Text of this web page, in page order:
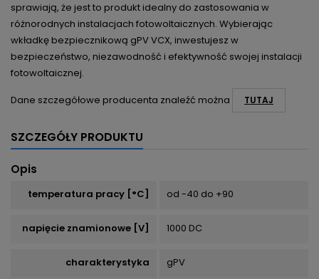
sprawiają, że jest to produkt idealny do zastosowania w
różnorodnych instalacjach fotowoltaicznych. Wybierając
wkładkę bezpiecznikową gPV VCX, inwestujesz w
bezpieczeństwo, niezawodność i efektywność swojej instalacji
fotowoltaicznej.
Dane szczegółowe producenta znaleźć można
TUTAJ
SZCZEGÓŁY PRODUKTU
Opis
temperatura pracy [°C] od -40 do +90
napięcie znamionowe [V] 1000 DC
charakterystyka gPV